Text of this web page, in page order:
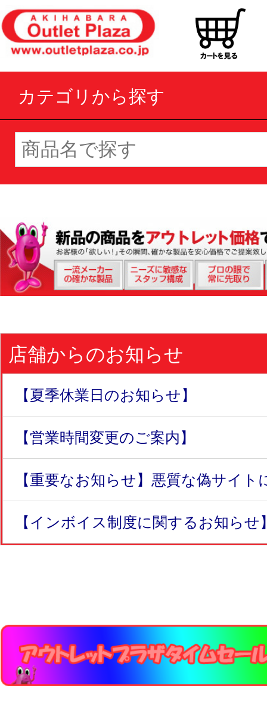
カテゴリから探す
店舗からのお知らせ
【夏季休業日のお知らせ】
【営業時間変更のご案内】
【重要なお知らせ】悪質な偽サイト
【インボイス制度に関するお知らせ